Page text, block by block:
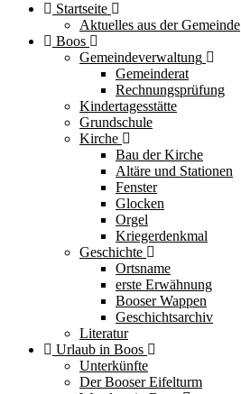
Startseite
Aktuelles aus der Gemeinde
Boos
Gemeindeverwaltung
Gemeinderat
Rechnungsprüfung
Kindertagesstätte
Grundschule
Kirche
Bau der Kirche
Altäre und Stationen
Fenster
Glocken
Orgel
Kriegerdenkmal
Geschichte
Ortsname
erste Erwähnung
Booser Wappen
Geschichtsarchiv
Literatur
Urlaub in Boos
Unterkünfte
Der Booser Eifelturm